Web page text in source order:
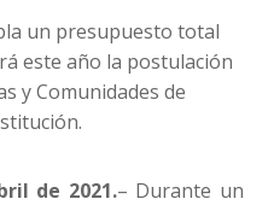
un presupuesto total
este año la postulación
y Comunidades de
de 2021.– Durante un